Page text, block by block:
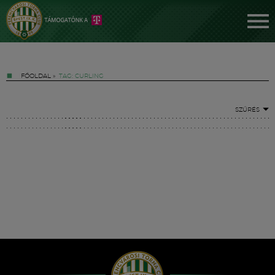
FŐOLDAL » TAG: CURLING
SZŰRÉS
Hírek